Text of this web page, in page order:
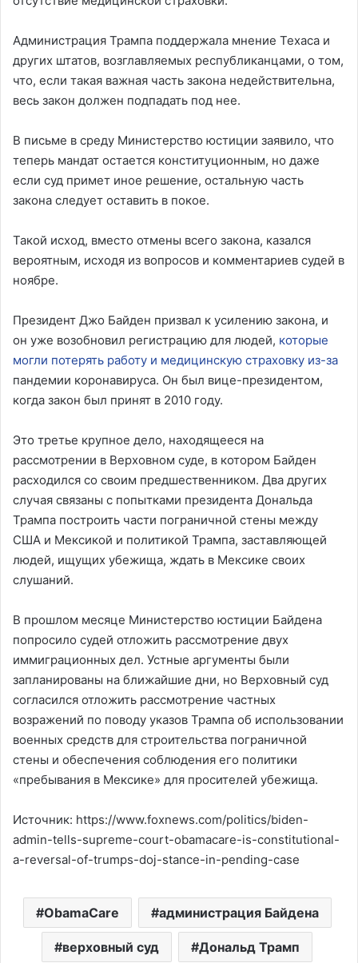
Администрация Трампа поддержала мнение Техаса и
других штатов, возглавляемых республиканцами, о том,
что, если такая важная часть закона недействительна,
весь закон должен подпадать под нее.
В письме в среду Министерство юстиции заявило, что
теперь мандат остается конституционным, но даже
если суд примет иное решение, остальную часть
закона следует оставить в покое.
Такой исход, вместо отмены всего закона, казался
вероятным, исходя из вопросов и комментариев судей в
ноябре.
Президент Джо Байден призвал к усилению закона, и
он уже возобновил регистрацию для людей, которые
могли потерять работу и медицинскую страховку из-за
пандемии коронавируса. Он был вице-президентом,
когда закон был принят в 2010 году.
Это третье крупное дело, находящееся на
рассмотрении в Верховном суде, в котором Байден
расходился со своим предшественником. Два других
случая связаны с попытками президента Дональда
Трампа построить части пограничной стены между
США и Мексикой и политикой Трампа, заставляющей
людей, ищущих убежища, ждать в Мексике своих
слушаний.
В прошлом месяце Министерство юстиции Байдена
попросило судей отложить рассмотрение двух
иммиграционных дел. Устные аргументы были
запланированы на ближайшие дни, но Верховный суд
согласился отложить рассмотрение частных
возражений по поводу указов Трампа об использовании
военных средств для строительства пограничной
стены и обеспечения соблюдения его политики
«пребывания в Мексике» для просителей убежища.
Источник: https://www.foxnews.com/politics/biden-
admin-tells-supreme-court-obamacare-is-constitutional-
a-reversal-of-trumps-doj-stance-in-pending-case
ObamaCare администрация Байдена
верховный суд Дональд Трамп